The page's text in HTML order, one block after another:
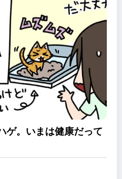
ゲ。いまは健康だって